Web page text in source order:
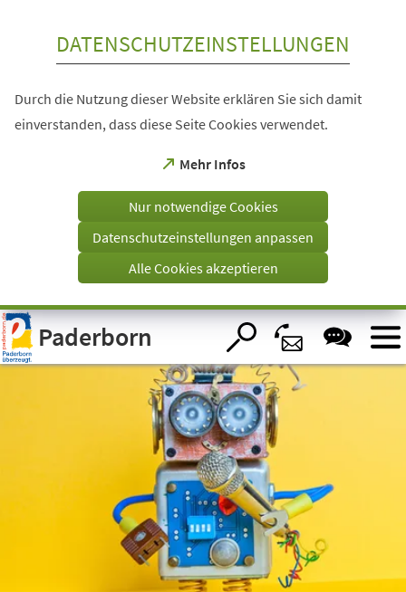
Visuelle
Assistenzsoftware
öffnen.
DATENSCHUTZEINSTELLUNGEN
Durch die Nutzung dieser Website erklären Sie sich damit
einverstanden, dass diese Seite Cookies verwendet.
Mehr Infos
(Öffnet
einem
Tab)
Nur notwendige Cookies
Datenschutzeinstellungen anpassen
Alle Cookies akzeptieren
Paderborn